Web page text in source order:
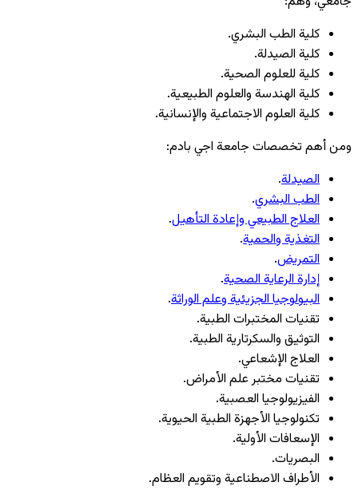
كلية الطب البشري.
كلية الصيدلة.
كلية للعلوم الصحية.
كلية الهندسة والعلوم الطبيعية.
كلية العلوم الاجتماعية والإنسانية.
ومن أهم تخصصات جامعة اجي بادم:
الصيدلة.
الطب البشري.
العلاج الطبيعي وإعادة التأهيل.
التغذية والحمية.
التمريض.
إدارة الرعاية الصحية.
البيولوجيا الجزيئية وعلم الوراثة.
تقنيات المختبرات الطبية.
التوثيق والسكرتارية الطبية.
العلاج الإشعاعي.
تقنيات مختبر علم الأمراض.
الفيزيولوجيا العصبية.
تكنولوجيا الأجهزة الطبية الحيوية.
الإسعافات الأولية.
البصريات.
الأطراف الاصطناعية وتقويم العظام.